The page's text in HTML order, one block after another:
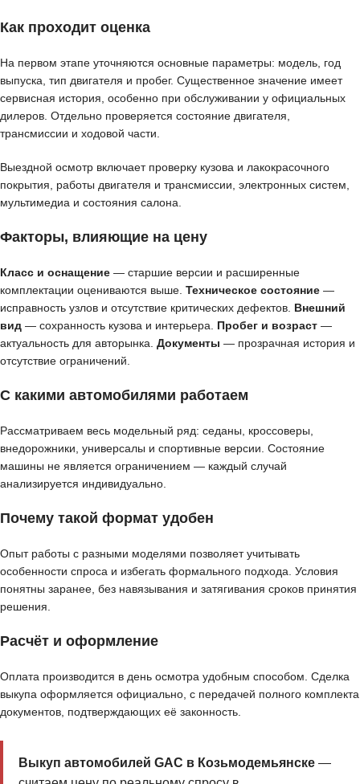
Как проходит оценка
На первом этапе уточняются основные параметры: модель, год
выпуска, тип двигателя и пробег. Существенное значение имеет
сервисная история, особенно при обслуживании у официальных
дилеров. Отдельно проверяется состояние двигателя,
трансмиссии и ходовой части.
Выездной осмотр включает проверку кузова и лакокрасочного
покрытия, работы двигателя и трансмиссии, электронных систем,
мультимедиа и состояния салона.
Факторы, влияющие на цену
Класс и оснащение — старшие версии и расширенные
комплектации оцениваются выше. Техническое состояние —
исправность узлов и отсутствие критических дефектов. Внешний
вид — сохранность кузова и интерьера. Пробег и возраст —
актуальность для авторынка. Документы — прозрачная история и
отсутствие ограничений.
С какими автомобилями работаем
Рассматриваем весь модельный ряд: седаны, кроссоверы,
внедорожники, универсалы и спортивные версии. Состояние
машины не является ограничением — каждый случай
анализируется индивидуально.
Почему такой формат удобен
Опыт работы с разными моделями позволяет учитывать
особенности спроса и избегать формального подхода. Условия
понятны заранее, без навязывания и затягивания сроков принятия
решения.
Расчёт и оформление
Оплата производится в день осмотра удобным способом. Сделка
выкупа оформляется официально, с передачей полного комплекта
документов, подтверждающих её законность.
Выкуп автомобилей GAC в Козьмодемьянске—